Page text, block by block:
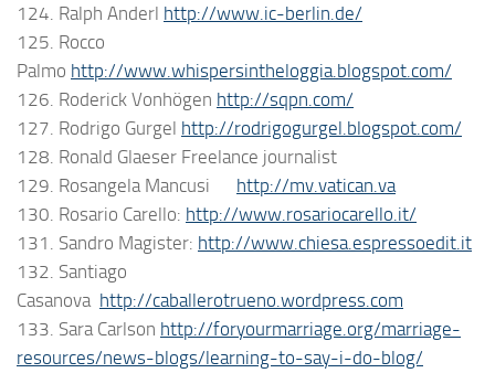
124. Ralph Anderl http://www.ic-berlin.de/
125. Rocco
Palmo http://www.whispersintheloggia.blogspot.com/
126. Roderick Vonhögen http://sqpn.com/
127. Rodrigo Gurgel http://rodrigogurgel.blogspot.com/
128. Ronald Glaeser Freelance journalist
129. Rosangela Mancusi http://mv.vatican.va
130. Rosario Carello: http://www.rosariocarello.it/
131. Sandro Magister: http://www.chiesa.espressoedit.it
132. Santiago
Casanova http://caballerotrueno.wordpress.com
133. Sara Carlson http://foryourmarriage.org/marriage-
resources/news-blogs/learning-to-say-i-do-blog/